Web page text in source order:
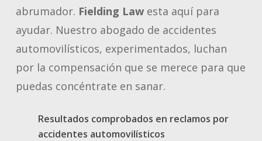
abrumador. Fielding Law esta aquípara
ayudar. Nuestro abogado de accidentes
automovilísticos, experimentados, luchan
por la compensación que se merece para que
puedas concéntrate en sanar.
Resultados comprobados en reclamos por
accidentes automovilísticos